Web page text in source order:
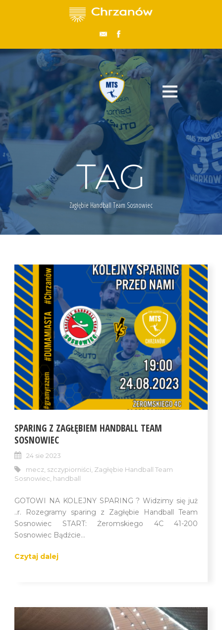
TAG
Zagłębie Handball Team Sosnowiec
SPARING Z ZAGŁĘBIEM HANDBALL TEAM
SOSNOWIEC
24 sie 2023
mecz, szczypiorniści, Zagłębie Handball Team
Sosnowiec, handball
GOTOWI NA KOLEJNY SPARING ? Widzimy się już
..r. Rozegramy sparing z Zagłębie Handball Team
Sosnowiec START: Żeromskiego 4C 41-200
Sosnowiec Bądźcie...
Czytaj dalej